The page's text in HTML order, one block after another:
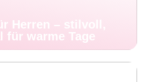
Herren – stilvoll,
für warme Tage